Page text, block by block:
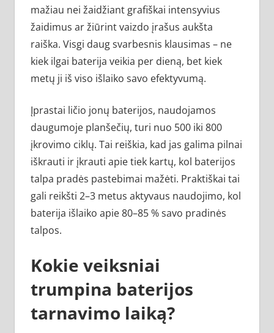
mažiau nei žaidžiant grafiškai intensyvius
žaidimus ar žiūrint vaizdo įrašus aukšta
raiška. Visgi daug svarbesnis klausimas – ne
kiek ilgai baterija veikia per dieną, bet kiek
metų ji iš viso išlaiko savo efektyvumą.
Įprastai ličio jonų baterijos, naudojamos
daugumoje planšečių, turi nuo 500 iki 800
įkrovimo ciklų. Tai reiškia, kad jas galima pilnai
iškrauti ir įkrauti apie tiek kartų, kol baterijos
talpa pradės pastebimai mažėti. Praktiškai tai
gali reikšti 2–3 metus aktyvaus naudojimo, kol
baterija išlaiko apie 80–85 % savo pradinės
talpos.
Kokie veiksniai
trumpina baterijos
tarnavimo laiką?